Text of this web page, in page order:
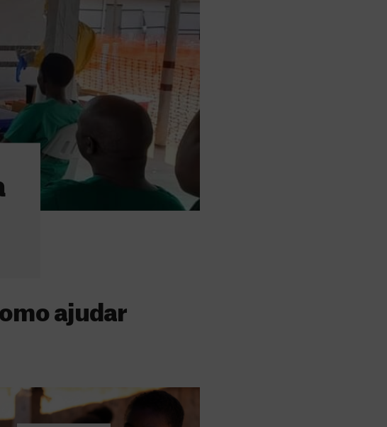
ajudar
ajuda-nos a levar cuidados médicos
a quem mais precisa.